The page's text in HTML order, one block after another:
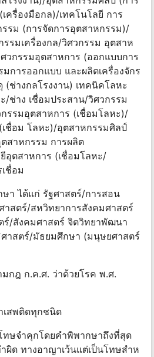
ครื่องมือกล)/เทคโนโลยี การ
รม (การจัดการอุตสาหกรรม)/
รมเครื่องกล/วิศวกรรม อุตสาห
วกรรมอุตสาหการ (ออกแบบการ
การออกแบบ และผลิตเครื่องจักร
ช่างกลโรงงาน) เทคนิคโลหะ
/ช่าง เชื่อมประสาน/วิศวกรรม
รรมอุตสาหการ (เชื่อมโลหะ)/
ชื่อม โลหะ)/อุตสาหกรรมศิลป์
สาหกรรม การผลิต
อุตสาหการ (เชื่อมโลหะ/
ชื่อม
า ได้แก่ รัฐศาสตร์/การสอน
สตร์/สหวิทยาการสังคมศาสตร์
ร์/สังคมศาสตร์ จิตวิทยาพัฒนา
สตร์/มัธยมศึกษา (มนุษยศาสตร์
กฎ ก.ค.ศ. ว่าด้วยโรค พ.ศ.
เสพติดทุกชนิด
ทษจําคุกโดยคําพิพากษาถึงที่สุด
ผิด ทางอาญาเว้นแต่เป็นโทษสําห